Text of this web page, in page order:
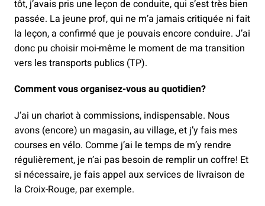
tôt, j’avais pris une leçon de conduite, qui s’est très bien
passée. La jeune prof, qui ne m’a jamais critiquée ni fait
la leçon, a confirmé que je pouvais encore conduire. J’ai
donc pu choisir moi-même le moment de ma transition
vers les transports publics (TP).
Comment vous organisez-vous au quotidien?
J’ai un chariot à commissions, indispensable. Nous
avons (encore) un magasin, au village, et j’y fais mes
courses en vélo. Comme j’ai le temps de m’y rendre
régulièrement, je n’ai pas besoin de remplir un coffre! Et
si nécessaire, je fais appel aux services de livraison de
la Croix-Rouge, par exemple.